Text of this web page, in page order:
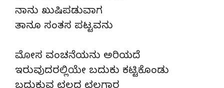
ನಾನು ಖುಷಿಪಡುವಾಗ
ತಾನೂ ಸಂತಸ ಪಟ್ಟವನು
ಮೋಸ ವಂಚನೆಯನು ಅರಿಯದೆ
ಇರುವುದರಲ್ಲಿಯೇ ಬದುಕು ಕಟ್ಟಿಕೊಂಡು